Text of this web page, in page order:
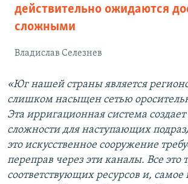
действительно ожидаются
сложными
Владислав Селезнев
«Юг нашей страны является
слишком насыщен сетью
Эта ирригационная система
сложности для наступающих
это искусственное сооружение
переправ через эти каналы. Все это
соответствующих ресурсов и, самое